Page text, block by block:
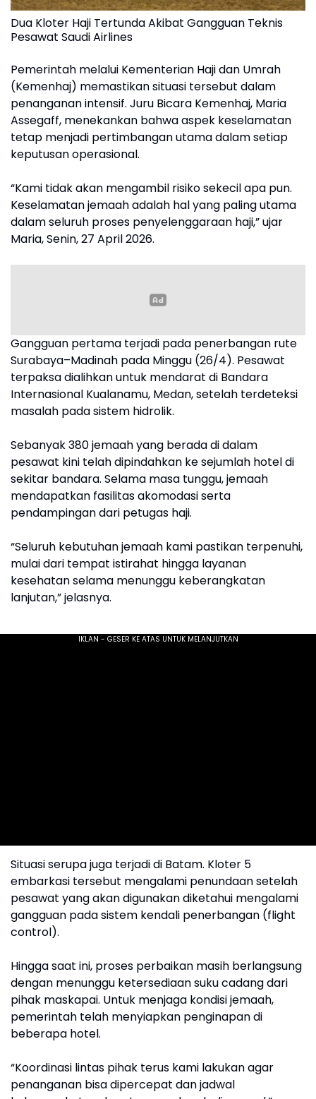
Dua Kloter Haji Tertunda Akibat Gangguan Teknis
Pesawat Saudi Airlines
Pemerintah melalui Kementerian Haji dan Umrah
(Kemenhaj) memastikan situasi tersebut dalam
penanganan intensif. Juru Bicara Kemenhaj, Maria
Assegaff, menekankan bahwa aspek keselamatan
tetap menjadi pertimbangan utama dalam setiap
keputusan operasional.
“Kami tidak akan mengambil risiko sekecil apa pun.
Keselamatan jemaah adalah hal yang paling utama
dalam seluruh proses penyelenggaraan haji,” ujar
Maria, Senin, 27 April 2026.
Gangguan pertama terjadi pada penerbangan rute
Surabaya–Madinah pada Minggu (26/4). Pesawat
terpaksa dialihkan untuk mendarat di Bandara
Internasional Kualanamu, Medan, setelah terdeteksi
masalah pada sistem hidrolik.
Sebanyak 380 jemaah yang berada di dalam
pesawat kini telah dipindahkan ke sejumlah hotel di
sekitar bandara. Selama masa tunggu, jemaah
mendapatkan fasilitas akomodasi serta
pendampingan dari petugas haji.
“Seluruh kebutuhan jemaah kami pastikan terpenuhi,
mulai dari tempat istirahat hingga layanan
kesehatan selama menunggu keberangkatan
lanjutan,” jelasnya.
Situasi serupa juga terjadi di Batam. Kloter 5
embarkasi tersebut mengalami penundaan setelah
pesawat yang akan digunakan diketahui mengalami
gangguan pada sistem kendali penerbangan (flight
control).
Hingga saat ini, proses perbaikan masih berlangsung
dengan menunggu ketersediaan suku cadang dari
pihak maskapai. Untuk menjaga kondisi jemaah,
pemerintah telah menyiapkan penginapan di
beberapa hotel.
“Koordinasi lintas pihak terus kami lakukan agar
penanganan bisa dipercepat dan jadwal